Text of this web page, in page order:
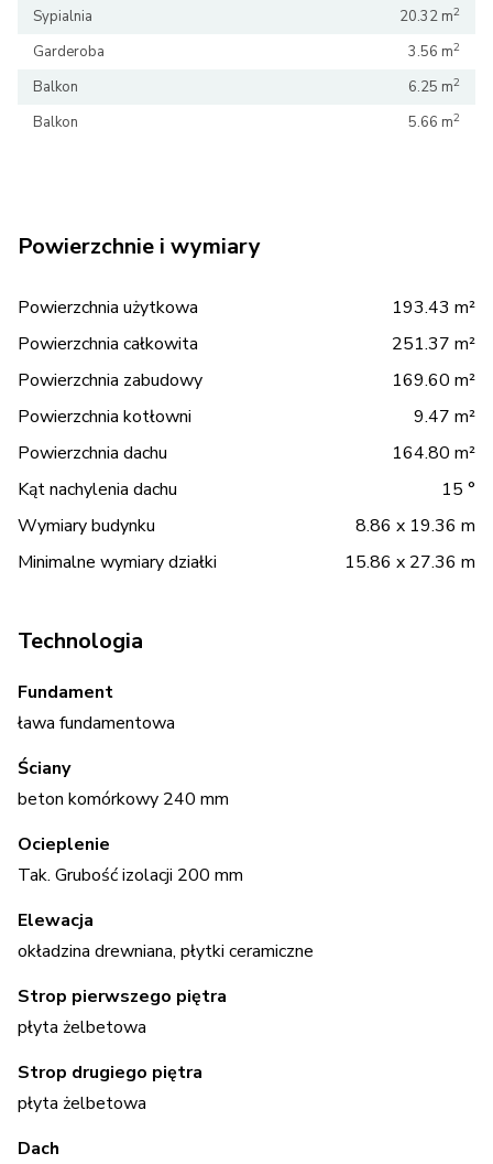
Powierzchnie i wymiary
Powierzchnia użytkowa
193.43 m²
Powierzchnia całkowita
251.37 m²
Powierzchnia zabudowy
169.60 m²
Powierzchnia kotłowni
9.47 m²
Powierzchnia dachu
164.80 m²
Kąt nachylenia dachu
15 °
Wymiary budynku
8.86 x 19.36 m
Minimalne wymiary działki
15.86 x 27.36 m
Technologia
Fundament
ława fundamentowa
Ściany
beton komórkowy 240 mm
Ocieplenie
Tak. Grubość izolacji 200 mm
Elewacja
okładzina drewniana, płytki ceramiczne
Strop pierwszego piętra
płyta żelbetowa
Strop drugiego piętra
płyta żelbetowa
Dach
Sypialnia 20.32 m2
Garderoba 3.56 m2
Balkon 6.25 m2
Balkon 5.66 m2